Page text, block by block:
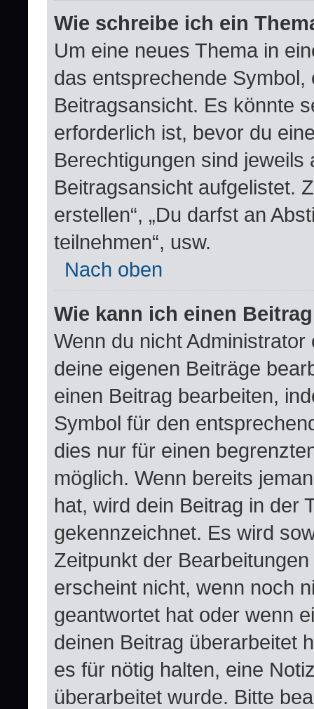
Wie schreibe ich ein
Um eine neues Thema in
das entsprechende
Beitragsansicht. Es könnte
erforderlich ist, bevor du
Berechtigungen sind
Beitragsansicht aufgelistet.
erstellen“, „Du darfst an
teilnehmen“, usw.
Nach oben
Wie kann ich einen
Wenn du nicht
deine eigenen Beiträge
einen Beitrag bearbeiten,
Symbol für den
dies nur für einen
möglich. Wenn bereits
hat, wird dein Beitrag in der
gekennzeichnet. Es wird
Zeitpunkt der
erscheint nicht, wenn noch
geantwortet hat oder wenn
deinen Beitrag überarbeitet
es für nötig halten, eine
überarbeitet wurde. Bitte